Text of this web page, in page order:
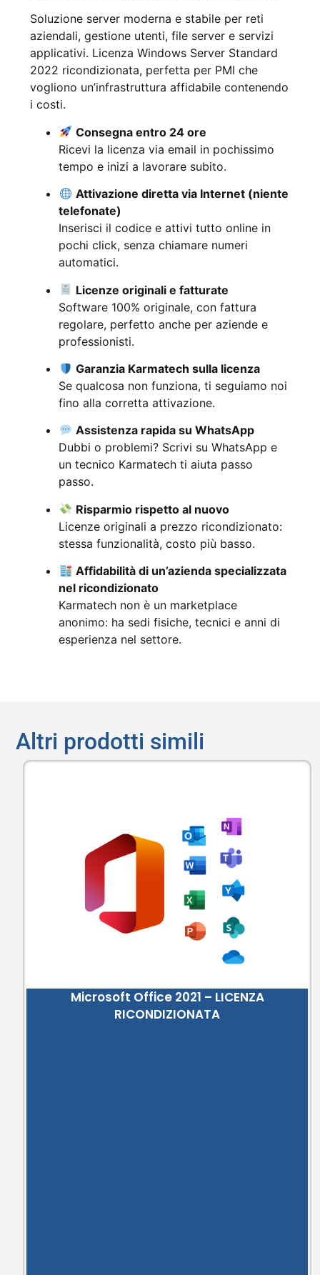
Soluzione server moderna e stabile per reti
aziendali, gestione utenti, file server e servizi
applicativi. Licenza Windows Server Standard
2022 ricondizionata, perfetta per PMI che
vogliono un’infrastruttura affidabile contenendo
i costi.
Consegna entro 24 ore
Ricevi la licenza via email in pochissimo
tempo e inizi a lavorare subito.
Attivazione diretta via Internet (niente
telefonate)
Inserisci il codice e attivi tutto online in
pochi click, senza chiamare numeri
automatici.
Licenze originali e fatturate
Software 100% originale, con fattura
regolare, perfetto anche per aziende e
professionisti.
Garanzia Karmatech sulla licenza
Se qualcosa non funziona, ti seguiamo noi
fino alla corretta attivazione.
Assistenza rapida su WhatsApp
Dubbi o problemi? Scrivi su WhatsApp e
un tecnico Karmatech ti aiuta passo
passo.
Risparmio rispetto al nuovo
Licenze originali a prezzo ricondizionato:
stessa funzionalità, costo più basso.
Affidabilità di un’azienda specializzata
nel ricondizionato
Karmatech non è un marketplace
anonimo: ha sedi fisiche, tecnici e anni di
esperienza nel settore.
Altri prodotti simili
Microsoft Office 2021 – LICENZA
RICONDIZIONATA